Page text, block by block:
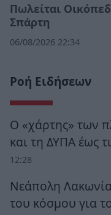
Πωλείται
Σπάρτη
06/08/2026 22:34
Ροή Ειδήσεων
Ο «χάρτης» των
και τη ΔΥΠΑ έως
12:28
Νεάπολη
του κόσμου για